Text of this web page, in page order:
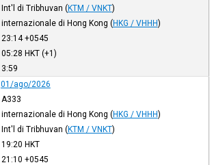
Int'l di Tribhuvan (KTM / VNKT)
internazionale di Hong Kong (HKG / VHHH)
23:14+0545
05:28 HKT(+1)
3:59
01/ago/2026
A333
internazionale di Hong Kong (HKG / VHHH)
Int'l di Tribhuvan (KTM / VNKT)
19:20 HKT
21:10 +0545